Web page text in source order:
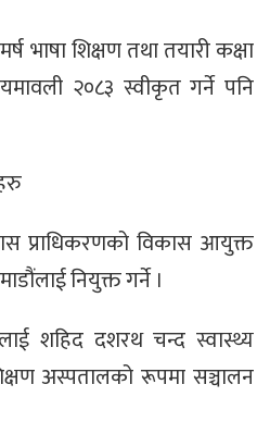
भाषा शिक्षण तथा तयारी कक्षा
२०८३ स्वीकृत गर्ने पनि
प्राधिकरणको विकास आयुक्त
नियुक्त गर्ने ।
शहिद दशरथ चन्द स्वास्थ्य
अस्पतालको रूपमा सञ्चालन